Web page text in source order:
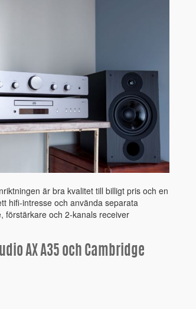
är bra kvalitet till billigt pris och en
hifi-intresse och använda separata
förstärkare och 2-kanals receiver
AX A35 och Cambridge